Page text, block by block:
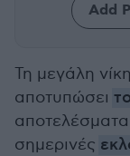
Add
Τη μεγάλη
αποτυπώσει
αποτελέσματα
σημερινές